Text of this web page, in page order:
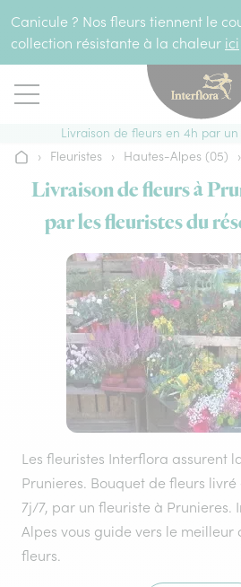
Canicule ? Nos fleurs tiennent le
collection résistante à la chaleur ici
Livraison de fleurs en 4h par
Accueil
› Fleuristes › Hautes-Alpes (05) ›
Livraison de fleurs à
par les fleuristes du
Les fleuristes Interflora assurent
Prunieres. Bouquet de fleurs
7j/7, par un fleuriste à Prunieres.
Alpes vous guide vers le meilleur
fleurs.